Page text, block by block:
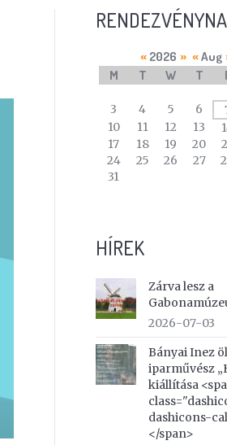
calendar
of
events
« 2026 » « Aug
M T W T
3
4 5 6
10
11 12 13
17
18 19 20
24
25 26 27
31
HÍREK
Zárva lesz a
2026-07-03
Bányai Inez
iparművész
kiállítása
dashicons-
</span>